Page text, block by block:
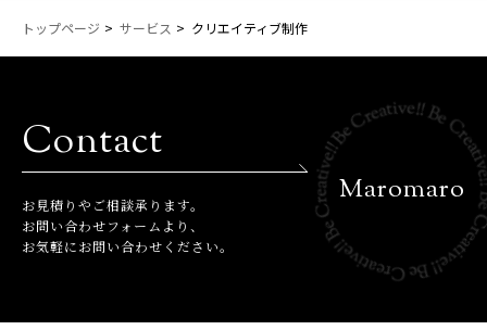
トップページ サービス クリエイティブ制作
Contact
お⾒積りやご相談承ります。
お問い合わせフォームより、
お気軽にお問い合わせください。
Maromaro